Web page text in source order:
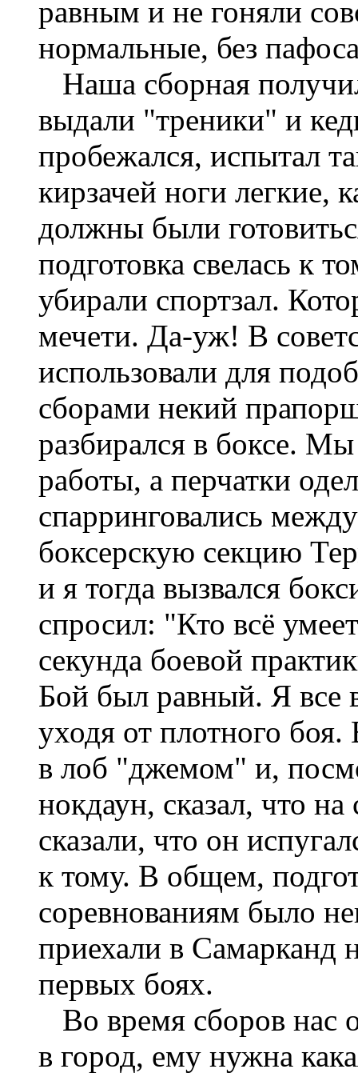
равным и не гоняли
нормальные, без
Наша сборная
выдали "треники" и
пробежался, испытал
кирзачей ноги легкие,
должны были
подготовка свелась к
убирали спортзал.
мечети. Да-уж! В
использовали для
сборами некий
разбирался в боксе.
работы, а перчатки
спарринговались
боксерскую секцию
и я тогда вызвался
спросил: "Кто всё
секунда боевой
Бой был равный. Я все
уходя от плотного боя.
в лоб "джемом" и,
нокдаун, сказал, что
сказали, что он
к тому. В общем,
соревнованиям было
приехали в Самарканд
первых боях.
Во время сборов нас
в город, ему нужна